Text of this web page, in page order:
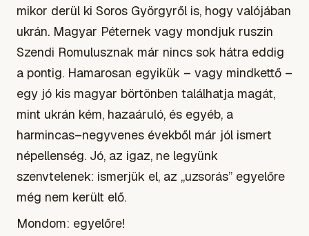
mikor derül ki Soros Györgyről is, hogy valójában
ukrán. Magyar Péternek vagy mondjuk ruszin
Szendi Romulusznak már nincs sok hátra eddig
a pontig. Hamarosan egyikük – vagy mindkettő –
egy jó kis magyar börtönben találhatja magát,
mint ukrán kém, hazaáruló, és egyéb, a
harmincas–negyvenes évekből már jól ismert
népellenség. Jó, az igaz, ne legyünk
szenvtelenek: ismerjük el, az „uzsorás” egyelőre
még nem került elő.
Mondom: egyelőre!